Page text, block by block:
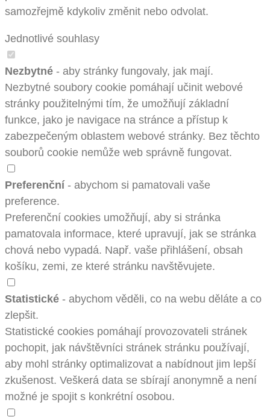
samozřejmě kdykoliv změnit nebo odvolat.
Jednotlivé souhlasy
Nezbytné - aby stránky fungovaly, jak mají.
Nezbytné soubory cookie pomáhají učinit webové
stránky použitelnými tím, že umožňují základní
funkce, jako je navigace na stránce a přístup k
zabezpečeným oblastem webové stránky. Bez těchto
souborů cookie nemůže web správně fungovat.
Preferenční - abychom si pamatovali vaše
preference.
Preferenční cookies umožňují, aby si stránka
pamatovala informace, které upravují, jak se stránka
chová nebo vypadá. Např. vaše přihlášení, obsah
košíku, zemi, ze které stránku navštěvujete.
Statistické - abychom věděli, co na webu děláte a co
zlepšit.
Statistické cookies pomáhají provozovateli stránek
pochopit, jak návštěvníci stránek stránku používají,
aby mohl stránky optimalizovat a nabídnout jim lepší
zkušenost. Veškerá data se sbírají anonymně a není
možné je spojit s konkrétní osobou.